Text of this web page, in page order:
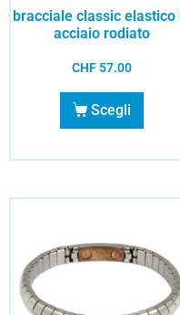
bracciale classic elastico
acciaio rodiato
CHF 57.00
Scegli